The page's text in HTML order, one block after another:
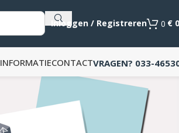
Als de resultaten voor
Inloggen / Registreren 0 €
INFORMATIECONTACTVRAGEN? 033-